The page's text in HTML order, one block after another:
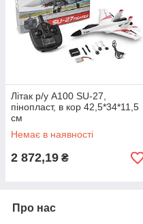
Літак р/у A100 SU-27,
пінопласт, в кор 42,5*34*11,5
см
Немає в наявності
2 872,19 ₴
Про нас